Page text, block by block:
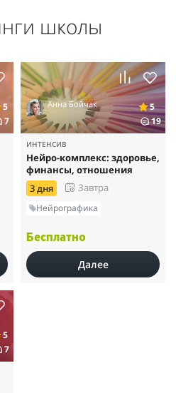
школы
5
7
Анна Бойчак
5
19
ИНТЕНСИВ
Нейро-комплекс: здоровье,
финансы, отношения
3 дня
Завтра
Нейрографика
Бесплатно
Далее
5
7